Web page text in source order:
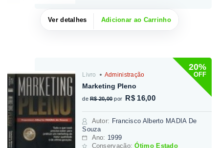
Ver detalhes Adicionar ao Carrinho
20%
OFF
Livro Administração
Marketing Pleno
de R$ 20,00 por R$ 16,00
Autor: Francisco Alberto MADIA De
Souza
Ano: 1999
Conservação:Ótimo Estado